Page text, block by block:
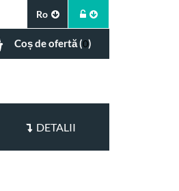
Ro
Coș de ofertă (0)
DETALII